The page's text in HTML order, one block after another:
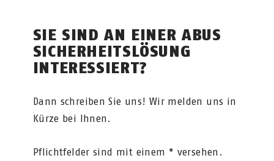
SIE SIND AN EINER ABUS
SICHERHEITSLÖSUNG
INTERESSIERT?
Dann schreiben Sie uns! Wir melden uns in
Kürze bei Ihnen.
Pflichtfelder sind mit einem * versehen.